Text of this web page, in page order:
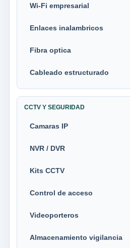
Wi-Fi empresarial
Enlaces inalambricos
Fibra optica
Cableado estructurado
CCTV Y SEGURIDAD
Camaras IP
NVR / DVR
Kits CCTV
Control de acceso
Videoporteros
Almacenamiento vigilancia